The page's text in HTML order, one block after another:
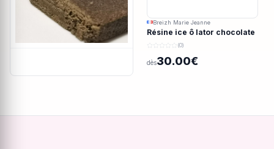
Breizh Marie Jeanne
Résine ice ô lator chocolate
covered strawberry CBD
(0)
dès30.00€